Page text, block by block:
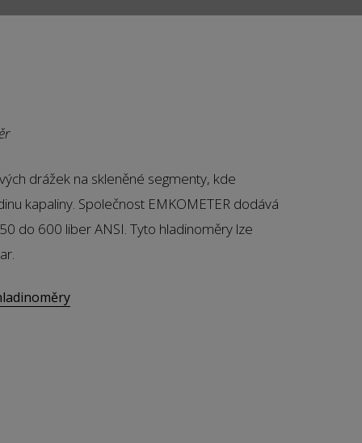
drážek na skleněné segmenty, kde
kapaliny. Společnost EMKOMETER dodává
do 600 liber ANSI. Tyto hladinoměry lze